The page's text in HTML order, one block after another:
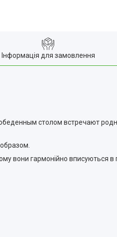
Інформація для замовлення
столом встречают
вони гармонійно вписуються в